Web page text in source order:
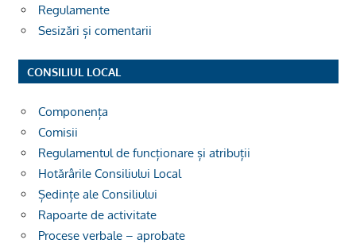
Regulamente
Sesizări și comentarii
CONSILIUL LOCAL
Componența
Comisii
Regulamentul de funcționare și atribuții
Hotărârile Consiliului Local
Ședințe ale Consiliului
Rapoarte de activitate
Procese verbale – aprobate